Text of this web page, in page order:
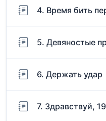
4. Время бить
5. Девяностые
6. Держать удар
7. Здравствуй,